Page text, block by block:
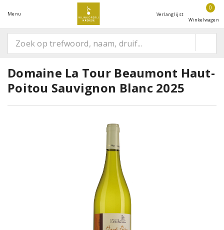
Menu Verlanglijst
0
Winkelwagen
Domaine La Tour Beaumont Haut-
Poitou Sauvignon Blanc 2025